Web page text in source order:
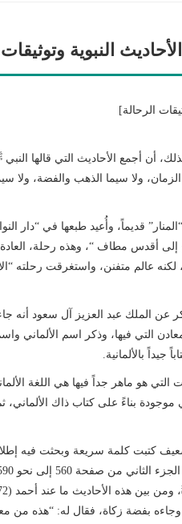
النبوية وتوثيقات
الرحالة]
أن أجمع الأحاديث التي قالها
ولا سيما الذهب والفضة، ولا
قديماً، وأُعيد طبعها في “دار
إلى أقدس مطاف “، وهذه رحلة،
عالم متفنن، واستغرقت رحلته
الملك عبد العزيز آل سعود أنه جاء
التي فيها، وذكر اسم الألماني
جيداً بالألمانية.
هو ماهر جداً فيها هي اللغة
بناءً على كتاب ذاك الألماني،
كتبت كلمة سريعة وبحثت فيه
بفضة زكاة، فقال له: “هذه من